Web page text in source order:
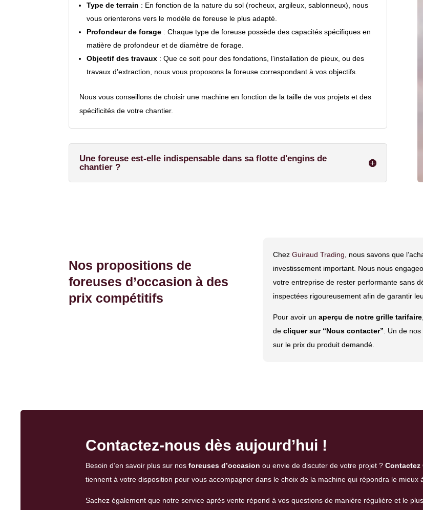
Type de terrain : En fonction de la nature du sol (rocheux, argileux, sablonneux), nous
vous orienterons vers le modèle de foreuse le plus adapté.
Profondeur de forage : Chaque type de foreuse possède des capacités spécifiques en
matière de profondeur et de diamètre de forage.
Objectif des travaux : Que ce soit pour des fondations, l’installation de pieux, ou des
travaux d’extraction, nous vous proposons la foreuse correspondant à vos objectifs.
Nous vous conseillons de choisir une machine en fonction de la taille de vos projets et des
spécificités de votre chantier.
Une foreuse est-elle indispensable dans sa flotte d'engins de
chantier ?
Nos propositions de
foreuses d’occasion à des
prix compétitifs
ChezGuiraud Trading , nous savons que
investissement important. Nous nous
votre entreprise de rester performante sans
inspectées rigoureusement afin de garantir
Pour avoir un aperçu de notre grille tarifaire
de cliquer sur “Nous contacter” . Un de
sur le prix du produit demandé.
Contactez-nous dès aujourd’hui !
Besoin d’en savoir plus sur nos foreuses d’occasion ou envie de discuter de votre projet ? Contactez
tiennent à votre disposition pour vous accompagner dans le choix de la machine qui répondra le mieux
Sachez également que notre service après venterépond à vos questions de manière régulière et le